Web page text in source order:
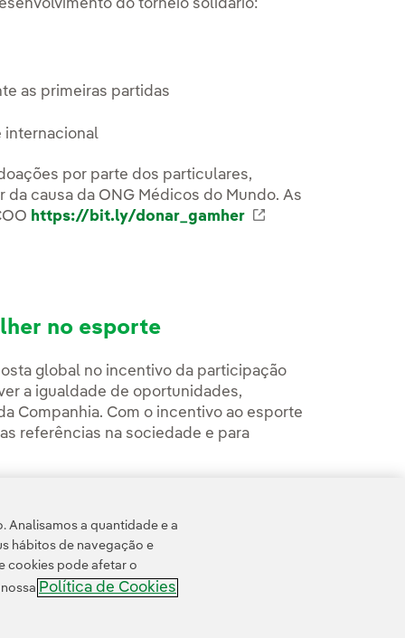
do torneio solidário:
as primeiras partidas
internacional
por parte dos particulares,
causa da ONG Médicos do Mundo. As
https://bit.ly/donar_gamher Link externo, abra
no esporte
global no incentivo da participação
a igualdade de oportunidades,
Companhia. Com o incentivo ao esporte
referências na sociedade e para
Analisamos a quantidade e a
hábitos de navegação e
cookies pode afetar o
Política de Cookies